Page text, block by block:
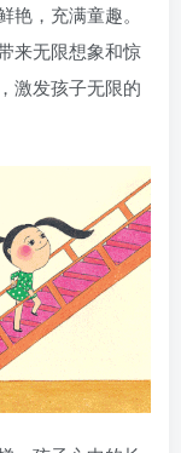
，充满童趣。
来无限想象和惊
激发孩子无限的